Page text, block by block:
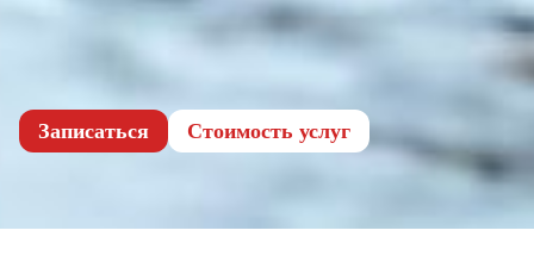
Записаться Cтоимость услуг